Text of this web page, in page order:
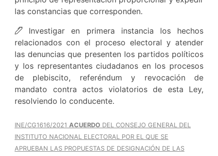
las constancias que corresponden.
Investigar en primera instancia los hechos
relacionados con el proceso electoral y atender
las denuncias que presenten los partidos políticos
y los representantes ciudadanos en los procesos
de plebiscito, referéndum y revocación de
mandato contra actos violatorios de esta Ley,
resolviendo lo conducente.
INE/CG1616/2021 ACUERDO DEL CONSEJO GENERAL DEL
INSTITUTO NACIONAL ELECTORAL POR EL QUE SE
APRUEBAN LAS PROPUESTAS DE DESIGNACIÓN DE LAS